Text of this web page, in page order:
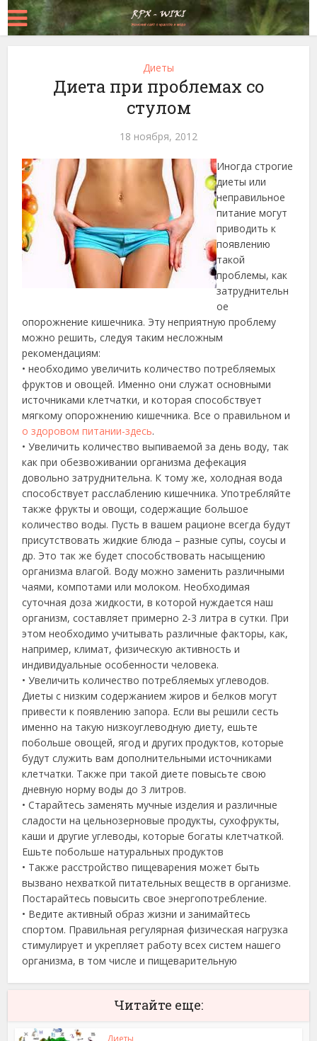
Диеты
Диета при проблемах со
стулом
18 ноября, 2012
Иногда строгие
диеты или
неправильное
питание могут
приводить к
появлению
такой
проблемы, как
затруднительн
ое
опорожнение кишечника. Эту неприятную проблему
можно решить, следуя таким несложным
рекомендациям:
• необходимо увеличить количество потребляемых
фруктов и овощей. Именно они служат основными
источниками клетчатки, и которая способствует
мягкому опорожнению кишечника. Все о правильном и
о здоровом питании-здесь.
• Увеличить количество выпиваемой за день воду, так
как при обезвоживании организма дефекация
довольно затруднительна. К тому же, холодная вода
способствует расслаблению кишечника. Употребляйте
также фрукты и овощи, содержащие большое
количество воды. Пусть в вашем рационе всегда будут
присутствовать жидкие блюда – разные супы, соусы и
др. Это так же будет способствовать насыщению
организма влагой. Воду можно заменить различными
чаями, компотами или молоком. Необходимая
суточная доза жидкости, в которой нуждается наш
организм, составляет примерно 2-3 литра в сутки. При
этом необходимо учитывать различные факторы, как,
например, климат, физическую активность и
индивидуальные особенности человека.
• Увеличить количество потребляемых углеводов.
Диеты с низким содержанием жиров и белков могут
привести к появлению запора. Если вы решили сесть
именно на такую низкоуглеводную диету, ешьте
побольше овощей, ягод и других продуктов, которые
будут служить вам дополнительными источниками
клетчатки. Также при такой диете повысьте свою
дневную норму воды до 3 литров.
• Старайтесь заменять мучные изделия и различные
сладости на цельнозерновые продукты, сухофрукты,
каши и другие углеводы, которые богаты клетчаткой.
Ешьте побольше натуральных продуктов
• Также расстройство пищеварения может быть
вызвано нехваткой питательных веществ в организме.
Постарайтесь повысить свое энергопотребление.
• Ведите активный образ жизни и занимайтесь
спортом. Правильная регулярная физическая нагрузка
стимулирует и укрепляет работу всех систем нашего
организма, в том числе и пищеварительную
Читайте еще:
Диеты